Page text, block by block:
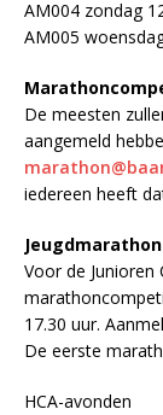
AM004 zondag
AM005
De meesten
aangemeld
iedereen heeft
Jeugdmarathon
Voor de Junioren
17.30 uur.
De eerste
HCA-avonden